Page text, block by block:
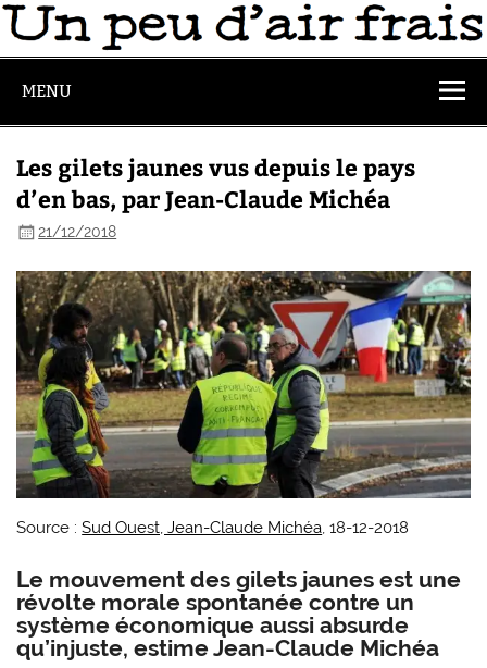
MENU
Les gilets jaunes vus depuis le pays
d’en bas, par Jean-Claude Michéa
21/12/2018
Source :Sud Ouest, Jean-Claude Michéa, 18-12-2018
Le mouvement des gilets jaunes est une
révolte morale spontanée contre un
système économique aussi absurde
qu’injuste, estime Jean-Claude Michéa